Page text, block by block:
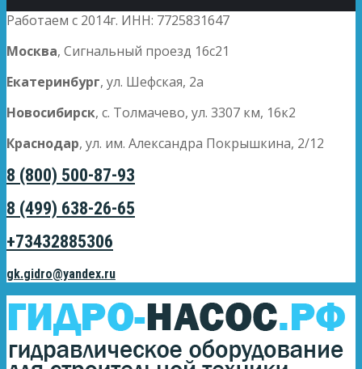
Работаем с 2014г. ИНН: 7725831647
Москва, Сигнальный проезд 16с21
Екатеринбург, ул. Шефская, 2а
Новосибирск, с. Толмачево, ул. 3307 км, 16к2
Краснодар, ул. им. Александра Покрышкина, 2/12
8 (800) 500-87-93
8 (499) 638-26-65
+73432885306
gk.gidro@yandex.ru